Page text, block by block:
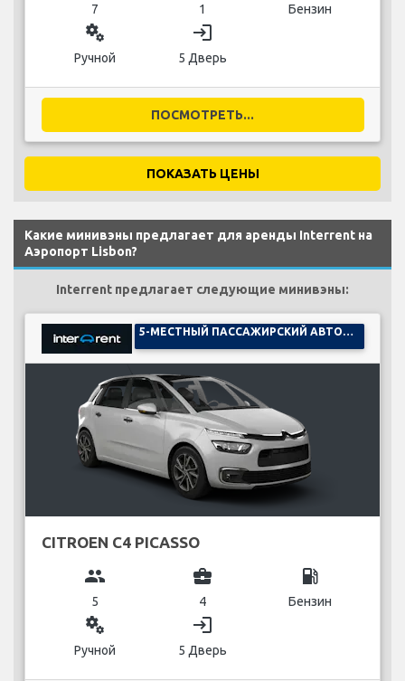
7 1 Бензин
miscellaneous_services
Ручной
login
5 Дверь
ПОСМОТРЕТЬ...
ПОКАЗАТЬ ЦЕНЫ
Какие минивэны предлагает для аренды Interrent на
Аэропорт Lisbon?
Interrent предлагает следующие минивэны:
CITROEN C4 PICASSO
group
5
business_center
4
local_gas_station
Бензин
miscellaneous_services
Ручной
login
5 Дверь